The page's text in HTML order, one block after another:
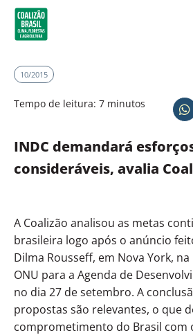
10/2015
Tempo de leitura: 7 minutos
INDC demandará
consideráveis, avalia
A Coalizão analisou as metas
brasileira logo após o anúncio
Dilma Rousseff, em Nova York,
ONU para a Agenda de
no dia 27 de setembro. A
propostas são relevantes, o que
comprometimento do Brasil com